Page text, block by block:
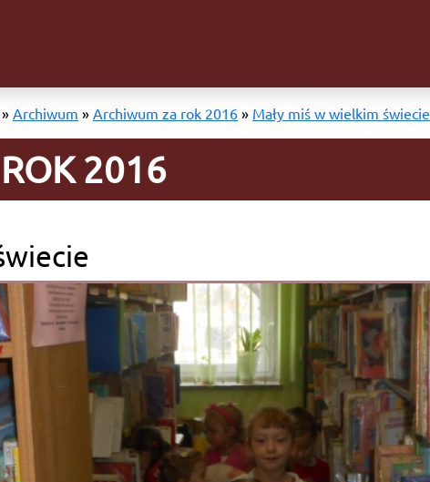
» Archiwum » Archiwum za rok 2016 » Mały miś w wielkim świecie
2016